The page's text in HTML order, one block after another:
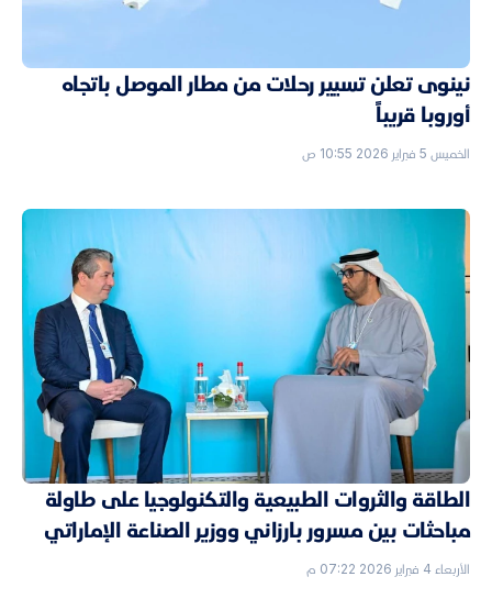
نينوى تعلن تسيير رحلات من مطار الموصل باتجاه
أوروبا قريباً
الخميس 5 فبراير 2026 10:55 ص
الطاقة والثروات الطبيعية والتكنولوجيا على طاولة
مباحثات بين مسرور بارزاني ووزير الصناعة الإماراتي
الأربعاء 4 فبراير 2026 07:22 م